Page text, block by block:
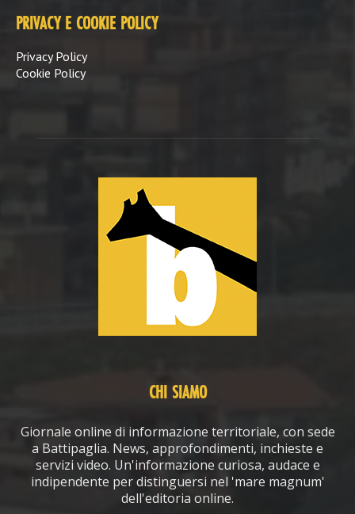
PRIVACY E COOKIE POLICY
Privacy Policy
Cookie Policy
CHI SIAMO
Giornale online di informazione territoriale, con sede
a Battipaglia. News, approfondimenti, inchieste e
servizi video. Un'informazione curiosa, audace e
indipendente per distinguersi nel 'mare magnum'
dell'editoria online.